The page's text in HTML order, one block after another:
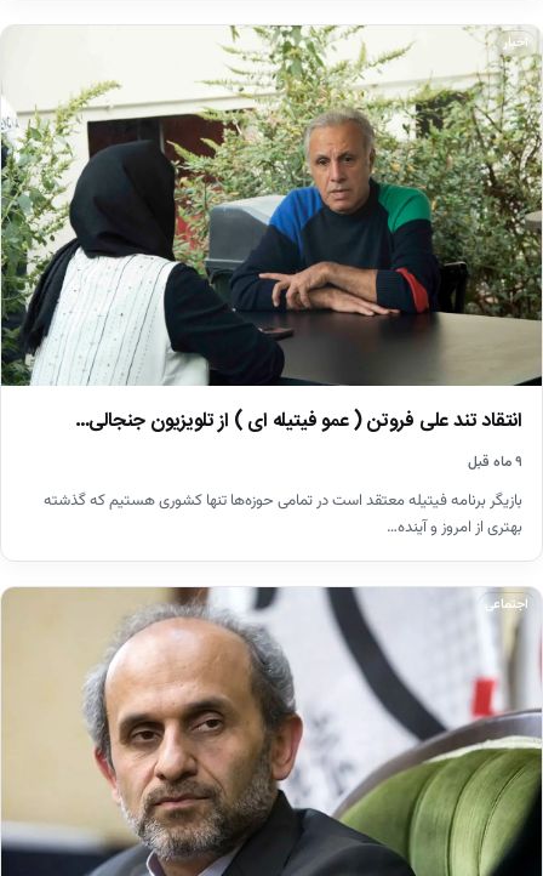
اخبار
انتقاد تند علی فروتن ( عمو فیتیله ای ) از تلویزیون جنجالی…
۹ ماه قبل
​بازیگر برنامه فیتیله معتقد است در تمامی ‌حوزه‌ها تنها کشوری هستیم که گذشته
بهتری از امروز و آینده…
اجتماعی